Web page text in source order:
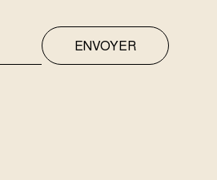
ENVOYER